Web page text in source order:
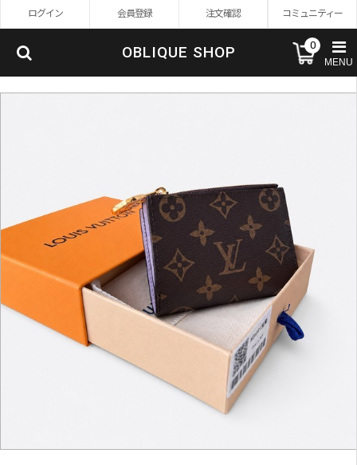
ログイン 会員登録 注文確認 コミュニティー
OBLIQUE SHOP 0
MENU